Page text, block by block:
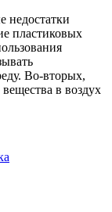
недостатки
пластиковых
Во-вторых,
в воздух